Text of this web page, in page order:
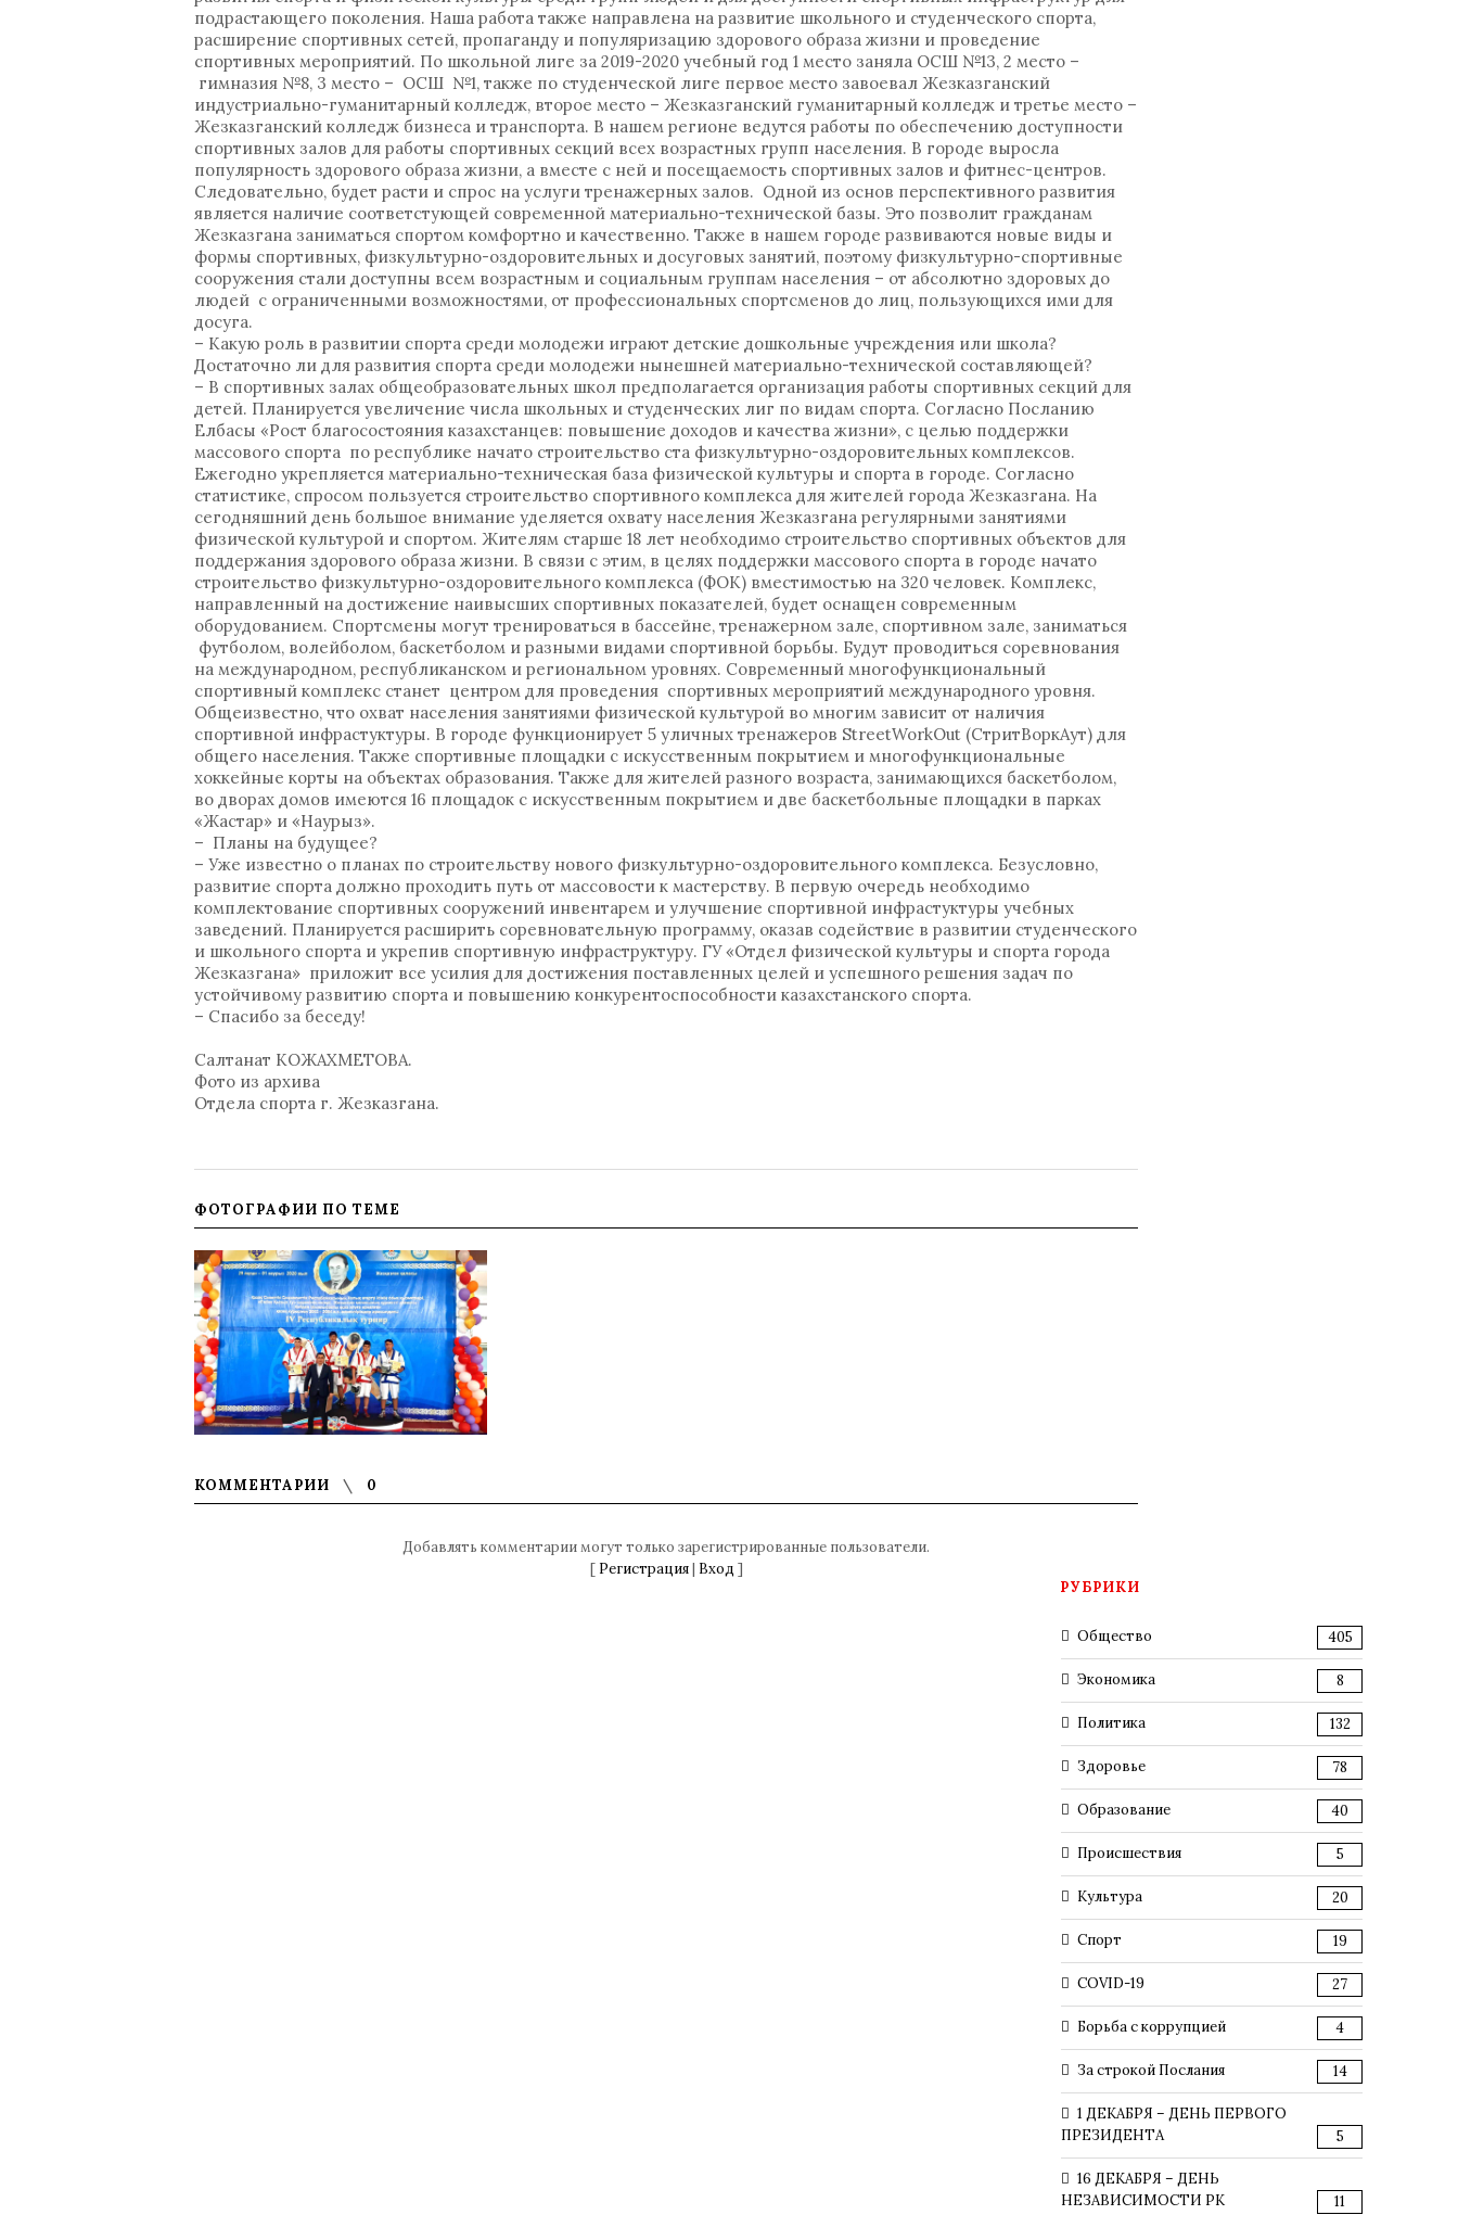
подрастающего поколения. Наша работа также направлена на развитие школьного и студенческого спорта,
расширение спортивных сетей, пропаганду и популяризацию здорового образа жизни и проведение
спортивных мероприятий. По школьной лиге за 2019-2020 учебный год 1 место заняла ОСШ №13, 2 место –
гимназия №8, 3 место – ОСШ №1, также по студенческой лиге первое место завоевал Жезказганский
индустриально-гуманитарный колледж, второе место – Жезказганский гуманитарный колледж и третье место –
Жезказганский колледж бизнеса и транспорта. В нашем регионе ведутся работы по обеспечению доступности
спортивных залов для работы спортивных секций всех возрастных групп населения. В городе выросла
популярность здорового образа жизни, а вместе с ней и посещаемость спортивных залов и фитнес-центров.
Следовательно, будет расти и спрос на услуги тренажерных залов. Одной из основ перспективного развития
является наличие соответстующей современной материально-технической базы. Это позволит гражданам
Жезказгана заниматься спортом комфортно и качественно. Также в нашем городе развиваются новые виды и
формы спортивных, физкультурно-оздоровительных и досуговых занятий, поэтому физкультурно-спортивные
сооружения стали доступны всем возрастным и социальным группам населения – от абсолютно здоровых до
людей с ограниченными возможностями, от профессиональных спортсменов до лиц, пользующихся ими для
досуга.
– Какую роль в развитии спорта среди молодежи играют детские дошкольные учреждения или школа?
Достаточно ли для развития спорта среди молодежи нынешней материально-технической составляющей?
– В спортивных залах общеобразовательных школ предполагается организация работы спортивных секций для
детей. Планируется увеличение числа школьных и студенческих лиг по видам спорта. Согласно Посланию
Елбасы «Рост благосостояния казахстанцев: повышение доходов и качества жизни», с целью поддержки
массового спорта по республике начато строительство ста физкультурно-оздоровительных комплексов.
Ежегодно укрепляется материально-техническая база физической культуры и спорта в городе. Согласно
статистике, спросом пользуется строительство спортивного комплекса для жителей города Жезказгана. На
сегодняшний день большое внимание уделяется охвату населения Жезказгана регулярными занятиями
физической культурой и спортом. Жителям старше 18 лет необходимо строительство спортивных объектов для
поддержания здорового образа жизни. В связи с этим, в целях поддержки массового спорта в городе начато
строительство физкультурно-оздоровительного комплекса (ФОК) вместимостью на 320 человек. Комплекс,
направленный на достижение наивысших спортивных показателей, будет оснащен современным
оборудованием. Спортсмены могут тренироваться в бассейне, тренажерном зале, спортивном зале, заниматься
футболом, волейболом, баскетболом и разными видами спортивной борьбы. Будут проводиться соревнования
на международном, республиканском и региональном уровнях. Современный многофункциональный
спортивный комплекс станет центром для проведения спортивных мероприятий международного уровня.
Общеизвестно, что охват населения занятиями физической культурой во многим зависит от наличия
спортивной инфрастуктуры. В городе функционирует 5 уличных тренажеров StreetWorkOut (СтритВоркАут) для
общего населения. Также спортивные площадки с искусственным покрытием и многофункциональные
хоккейные корты на объектах образования. Также для жителей разного возраста, занимающихся баскетболом,
во дворах домов имеются 16 площадок с искусственным покрытием и две баскетбольные площадки в парках
«Жастар» и «Наурыз».
– Планы на будущее?
– Уже известно о планах по строительству нового физкультурно-оздоровительного комплекса. Безусловно,
развитие спорта должно проходить путь от массовости к мастерству. В первую очередь необходимо
комплектование спортивных сооружений инвентарем и улучшение спортивной инфрастуктуры учебных
заведений. Планируется расширить соревновательную программу, оказав содействие в развитии студенческого
и школьного спорта и укрепив спортивную инфраструктуру. ГУ «Отдел физической культуры и спорта города
Жезказгана» приложит все усилия для достижения поставленных целей и успешного решения задач по
устойчивому развитию спорта и повышению конкурентоспособности казахстанского спорта.
– Спасибо за беседу!
Салтанат КОЖАХМЕТОВА.
Фото из архива
Отдела спорта г. Жезказгана.
ФОТОГРАФИИ ПО ТЕМЕ
КОММЕНТАРИИ 0
Добавлять комментарии могут только зарегистрированные пользователи.
[ Регистрация| Вход ]
РУБРИКИ
Общество 405
Экономика 8
Политика 132
Здоровье 78
Образование 40
Происшествия 5
Культура 20
Спорт 19
COVID-19 27
Борьба с коррупцией 4
За строкой Послания 14
1 ДЕКАБРЯ – ДЕНЬ ПЕРВОГО
ПРЕЗИДЕНТА
5
16 ДЕКАБРЯ – ДЕНЬ
НЕЗАВИСИМОСТИ РК
11